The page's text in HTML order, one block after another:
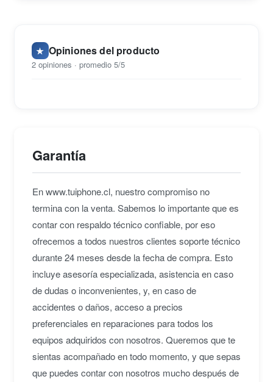
★ Opiniones del producto
2 opiniones · promedio 5/5
Garantía
En www.tuiphone.cl, nuestro compromiso no
termina con la venta. Sabemos lo importante que es
contar con respaldo técnico confiable, por eso
ofrecemos a todos nuestros clientes soporte técnico
durante 24 meses desde la fecha de compra. Esto
incluye asesoría especializada, asistencia en caso
de dudas o inconvenientes, y, en caso de
accidentes o daños, acceso a precios
preferenciales en reparaciones para todos los
equipos adquiridos con nosotros. Queremos que te
sientas acompañado en todo momento, y que sepas
que puedes contar con nosotros mucho después de